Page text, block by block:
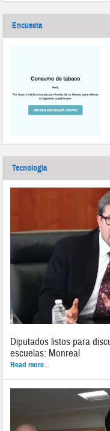
Encuesta
Tecnología
Diputados listos para
escuelas: Monreal
Read more...